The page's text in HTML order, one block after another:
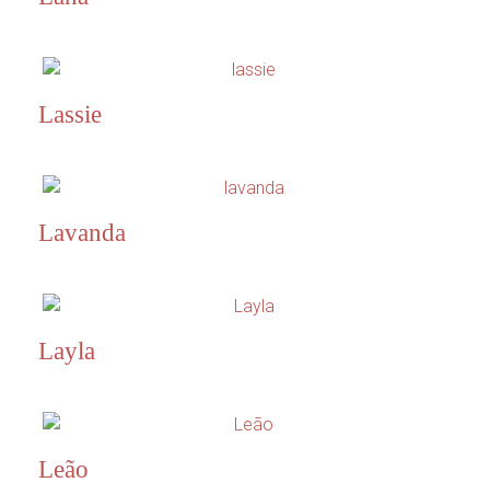
Lassie
Lavanda
Layla
Leão